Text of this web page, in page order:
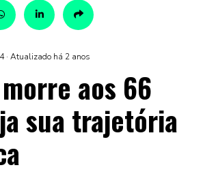
· Atualizado há 2 anos
aos 66
sua trajetória